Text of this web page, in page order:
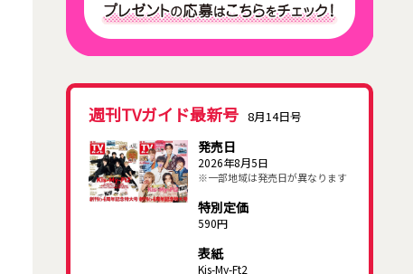
週刊TVガイド最新号 8月14日号
発売日
2026年8月5日
※一部地域は発売日が異なります
特別定価
590円
表紙
Kis-My-Ft2